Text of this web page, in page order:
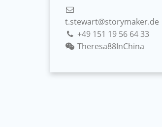
t.stewart@storymaker.de
+49 151 19 56 64 33
Theresa88InChina